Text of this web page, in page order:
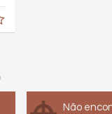
Não